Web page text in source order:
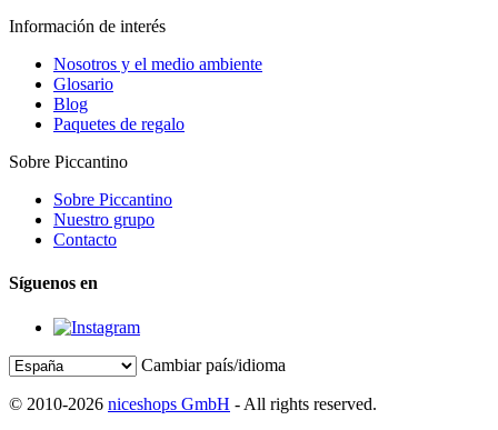
Información de interés
Nosotros y el medio ambiente
Glosario
Blog
Paquetes de regalo
Sobre Piccantino
Sobre Piccantino
Nuestro grupo
Contacto
Síguenos en
Cambiar país/idioma
© 2010-2026 niceshops GmbH - All rights reserved.